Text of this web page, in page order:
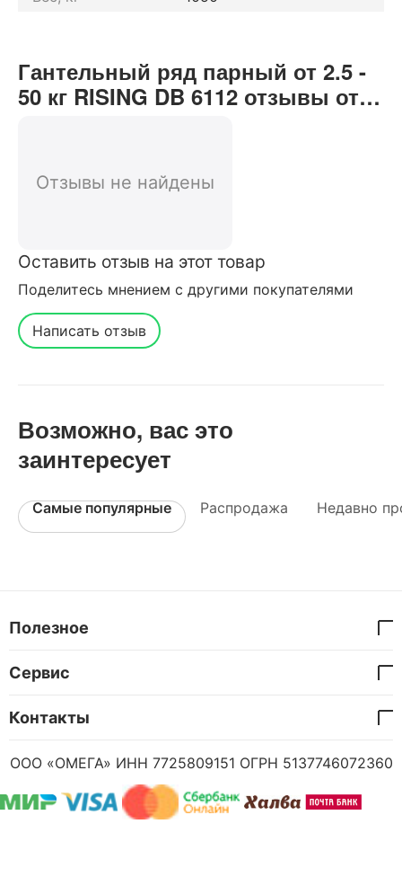
Гантельный ряд парный от 2.5 -
50 кг RISING DB 6112 отзывы от
Отзывы не найдены
Оставить отзыв на этот товар
Поделитесь мнением с другими покупателями
Написать отзыв
Возможно, вас это
заинтересует
Самые популярные Распродажа Недавно
Полезное
Сервис
Контакты
ООО «ОМЕГА» ИНН 7725809151 ОГРН 5137746072360